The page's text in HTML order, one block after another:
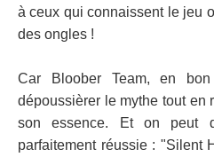
à ceux qui connaissent le jeu
des ongles !
Car Bloober Team, en
dépoussièrer le mythe tout en
son essence. Et on peut
parfaitement réussie : "Silent